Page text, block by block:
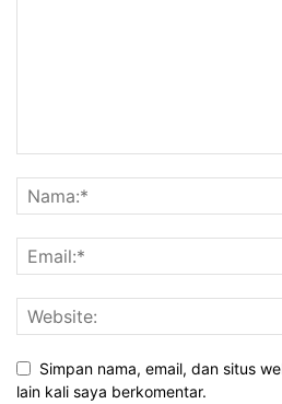
Simpan nama, email, dan situs
lain kali saya berkomentar.